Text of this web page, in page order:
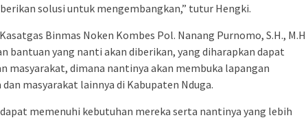
solusi untuk mengembangkan,” tutur Hengki.
Binmas Noken Kombes Pol. Nanang Purnomo, S.H., M.H
bantuan yang nanti akan diberikan, yang diharapkan dapat
masyarakat, dimana nantinya akan membuka lapangan
masyarakat lainnya di Kabupaten Nduga.
memenuhi kebutuhan mereka serta nantinya yang lebih